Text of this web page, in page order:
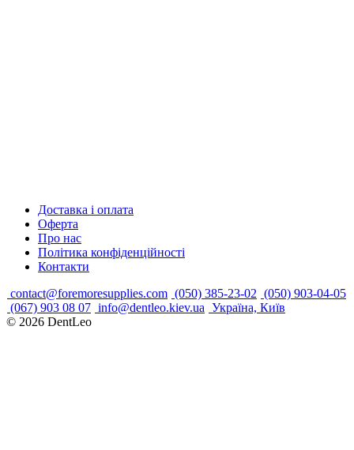
Доставка і оплата
Оферта
Про нас
Політика конфіденційності
Контакти
contact@foremoresupplies.com (050) 385-23-02 (050) 903-04-05
(067) 903 08 07 info@dentleo.kiev.ua Україна, Київ
© 2026 DentLeo